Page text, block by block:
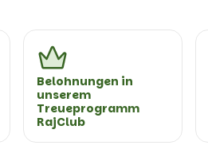
Belohnungen in
unserem
Treueprogramm
RajClub